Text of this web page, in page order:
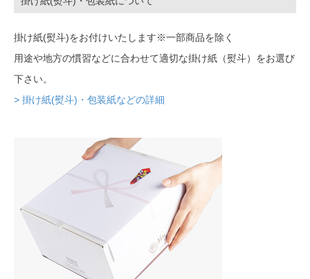
掛け紙(熨斗)をお付けいたします※一部商品を除く
用途や地方の慣習などに合わせて適切な掛け紙（熨斗）をお選び
下さい。
> 掛け紙(熨斗)・包装紙などの詳細